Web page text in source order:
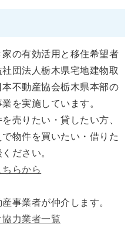
の有効活用と移住希望者
団法人栃木県宅地建物取
不動産協会栃木県本部の
を実施しています。
売りたい・貸したい方、
物件を買いたい・借りた
ださい。
らから
事業者が仲介します。
力業者一覧